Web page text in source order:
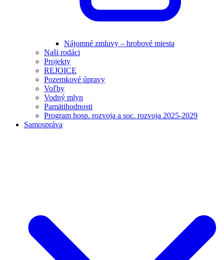
Nájomné zmluvy – hrobové miesta
Naši rodáci
Projekty
REJOICE
Pozemkové úpravy
Voľby
Vodný mlyn
Pamätihodnosti
Program hosp. rozvoja a soc. rozvoja 2025-2029
Samospráva